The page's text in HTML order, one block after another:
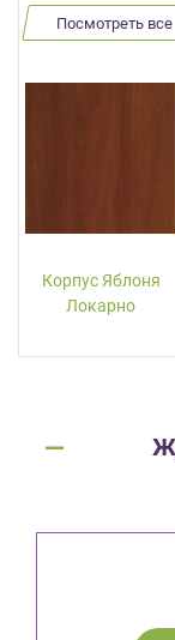
Посмотреть все
Корпус Яблоня
Локарно